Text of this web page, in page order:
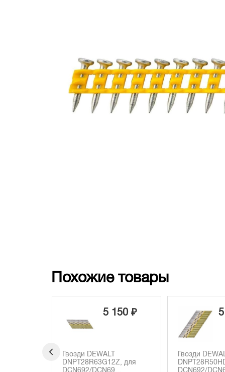
Похожие товары
5 440 ₽
Гвозди DEWALT
DNPT28R50HDZ, для
Гвозди
DCN692/